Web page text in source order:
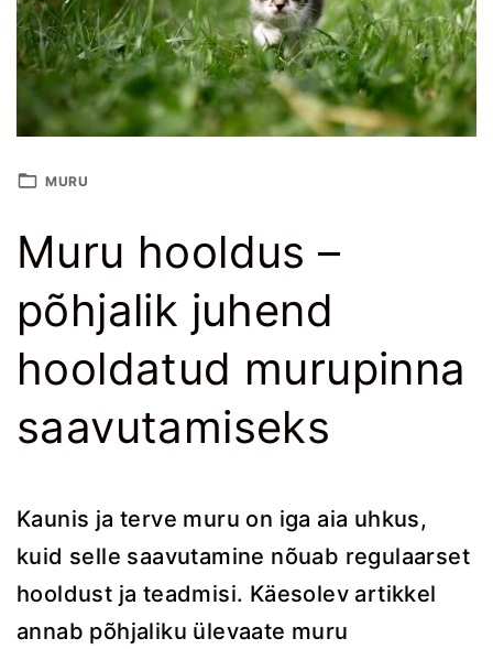
MURU
Muru hooldus –
põhjalik juhend
hooldatud murupinna
saavutamiseks
Kaunis ja terve muru on iga aia uhkus,
kuid selle saavutamine nõuab regulaarset
hooldust ja teadmisi. Käesolev artikkel
annab põhjaliku ülevaate muru